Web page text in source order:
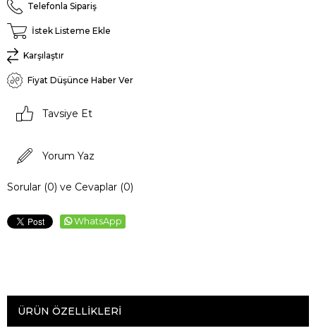
Telefonla Sipariş
İstek Listeme Ekle
Karşılaştır
Fiyat Düşünce Haber Ver
Tavsiye Et
Yorum Yaz
Sorular (0) ve Cevaplar (0)
WhatsApp
ÜRÜN ÖZELLIKLERI